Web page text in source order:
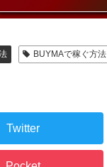
BUYMAで稼ぐ方法
Twitter